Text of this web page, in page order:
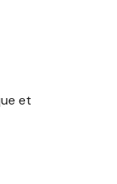
et